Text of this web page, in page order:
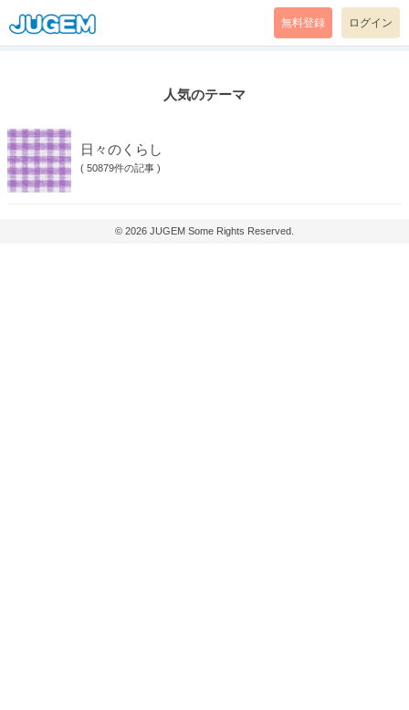
無料登録 ログイン
人気のテーマ
日々のくらし
( 50879件の記事 )
© 2026 JUGEM Some Rights Reserved.